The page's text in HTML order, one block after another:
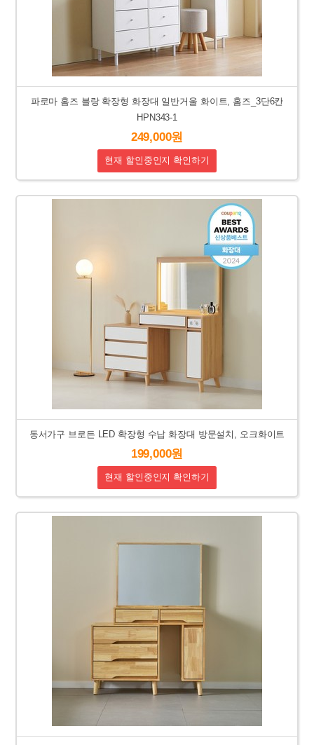
파로마 홈즈 블랑 확장형 화장대 일반거울 화이트, 홈즈_3단6칸
HPN343-1
249,000원
현재 할인중인지 확인하기
동서가구 브로든 LED 확장형 수납 화장대 방문설치, 오크화이트
199,000원
현재 할인중인지 확인하기